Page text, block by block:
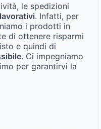
le spedizioni
. Infatti, per
i prodotti in
di ottenere risparmi
e quindi di
. Ci impegniamo
per garantirvi la